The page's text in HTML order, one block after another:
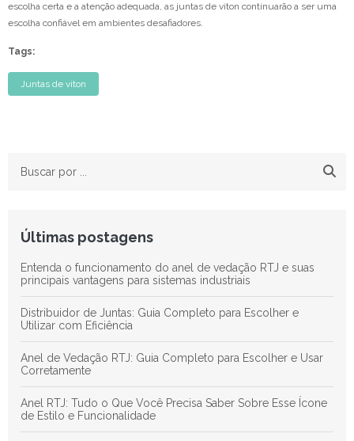
escolha certa e a atenção adequada, as juntas de viton continuarão a ser uma
escolha confiável em ambientes desafiadores.
Tags:
Juntas de viton
Últimas postagens
Entenda o funcionamento do anel de vedação RTJ e suas
principais vantagens para sistemas industriais
Distribuidor de Juntas: Guia Completo para Escolher e
Utilizar com Eficiência
Anel de Vedação RTJ: Guia Completo para Escolher e Usar
Corretamente
Anel RTJ: Tudo o Que Você Precisa Saber Sobre Esse Ícone
de Estilo e Funcionalidade